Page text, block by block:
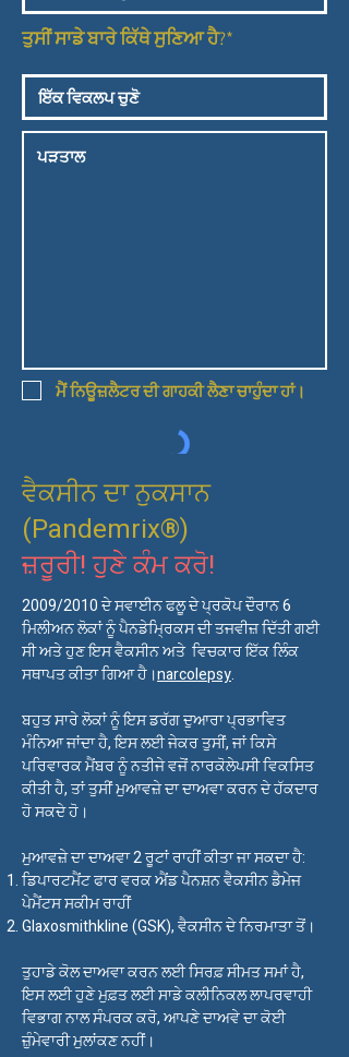
ਤੁਸੀਂ ਸਾਡੇ ਬਾਰੇ ਕਿੱਥੇ ਸੁਣਿਆ ਹੈ?*
ਮੈਂ ਨਿਊਜ਼ਲੈਟਰ ਦੀ ਗਾਹਕੀ ਲੈਣਾ ਚਾਹੁੰਦਾ ਹਾਂ।
ਜਮ੍ਹਾਂ ਕਰੋ
ਵੈਕਸੀਨ ਦਾ ਨੁਕਸਾਨ
(Pandemrix®)
ਜ਼ਰੂਰੀ! ਹੁਣੇ ਕੰਮ ਕਰੋ!
2009/2010 ਦੇ ਸਵਾਈਨ ਫਲੂ ਦੇ ਪ੍ਰਕੋਪ ਦੌਰਾਨ 6
ਮਿਲੀਅਨ ਲੋਕਾਂ ਨੂੰ ਪੈਨਡੇਮ੍ਰਿਕਸ ਦੀ ਤਜਵੀਜ਼ ਦਿੱਤੀ ਗਈ
ਸੀ ਅਤੇ ਹੁਣ ਇਸ ਵੈਕਸੀਨ ਅਤੇ ਵਿਚਕਾਰ ਇੱਕ ਲਿੰਕ
ਸਥਾਪਤ ਕੀਤਾ ਗਿਆ ਹੈ।narcolepsy.
ਬਹੁਤ ਸਾਰੇ ਲੋਕਾਂ ਨੂੰ ਇਸ ਡਰੱਗ ਦੁਆਰਾ ਪ੍ਰਭਾਵਿਤ
ਮੰਨਿਆ ਜਾਂਦਾ ਹੈ, ਇਸ ਲਈ ਜੇਕਰ ਤੁਸੀਂ, ਜਾਂ ਕਿਸੇ
ਪਰਿਵਾਰਕ ਮੈਂਬਰ ਨੂੰ ਨਤੀਜੇ ਵਜੋਂ ਨਾਰਕੋਲੇਪਸੀ ਵਿਕਸਿਤ
ਕੀਤੀ ਹੈ, ਤਾਂ ਤੁਸੀਂ ਮੁਆਵਜ਼ੇ ਦਾ ਦਾਅਵਾ ਕਰਨ ਦੇ ਹੱਕਦਾਰ
ਹੋ ਸਕਦੇ ਹੋ।
ਮੁਆਵਜ਼ੇ ਦਾ ਦਾਅਵਾ 2 ਰੂਟਾਂ ਰਾਹੀਂ ਕੀਤਾ ਜਾ ਸਕਦਾ ਹੈ:
ਡਿਪਾਰਟਮੈਂਟ ਫਾਰ ਵਰਕ ਐਂਡ ਪੈਨਸ਼ਨ ਵੈਕਸੀਨ ਡੈਮੇਜ
ਪੇਮੈਂਟਸ ਸਕੀਮ ਰਾਹੀਂ
Glaxosmithkline (GSK), ਵੈਕਸੀਨ ਦੇ ਨਿਰਮਾਤਾ ਤੋਂ।
ਤੁਹਾਡੇ ਕੋਲ ਦਾਅਵਾ ਕਰਨ ਲਈ ਸਿਰਫ਼ ਸੀਮਤ ਸਮਾਂ ਹੈ,
ਇਸ ਲਈ ਹੁਣੇ ਮੁਫ਼ਤ ਲਈ ਸਾਡੇ ਕਲੀਨਿਕਲ ਲਾਪਰਵਾਹੀ
ਵਿਭਾਗ ਨਾਲ ਸੰਪਰਕ ਕਰੋ, ਆਪਣੇ ਦਾਅਵੇ ਦਾ ਕੋਈ
ਜ਼ੁੰਮੇਵਾਰੀ ਮੁਲਾਂਕਣ ਨਹੀਂ।